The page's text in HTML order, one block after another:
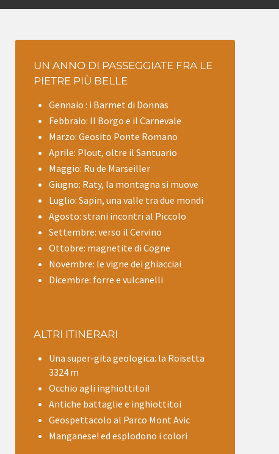
UN ANNO DI PASSEGGIATE FRA LE
PIETRE PIÙ BELLE
Gennaio : i Barmet di Donnas
Febbraio: Il Borgo e il Carnevale
Marzo: Geosito Ponte Romano
Aprile: Plout, oltre il Santuario
Maggio: Ru de Marseiller
Giugno: Raty, la montagna si muove
Luglio: Sapin, una valle tra due mondi
Agosto: strani incontri al Piccolo
Settembre: verso il Cervino
Ottobre: magnetite di Cogne
Novembre: le vigne dei ghiacciai
Dicembre: forre e vulcanelli
ALTRI ITINERARI
Una super-gita geologica: la Roisetta
3324 m
Occhio agli inghiottitoi!
Antiche battaglie e inghiottitoi
Geospettacolo al Parco Mont Avic
Manganese! ed esplodono i colori